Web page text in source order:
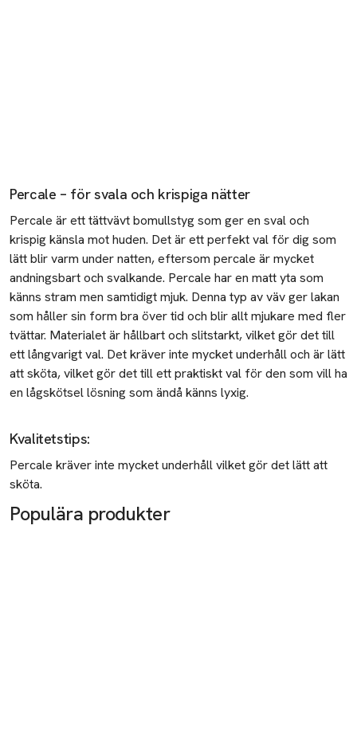
Percale – för svala och krispiga nätter
Percale är etttättvävtbomullstyg som ger en sval och
krispig känsla mot huden. Det är ett perfekt val för dig som
lätt blir varm under natten, eftersom percale är mycket
andningsbart och svalkande. Percale har en matt yta som
känns stram men samtidigt mjuk. Denna typ av väv ger lakan
som håller sin form bra över tid och blir allt mjukare med fler
tvättar. Materialet är hållbart och slitstarkt, vilket gör det till
ett långvarigt val. Det kräver inte mycket underhåll och är lätt
att sköta, vilket gör det till ett praktiskt val för den som vill ha
en lågskötsel lösning som ändå känns lyxig.
Kvalitetstips:
Percale kräver inte mycket underhåll vilket gör det lätt att
sköta.
Populära produkter